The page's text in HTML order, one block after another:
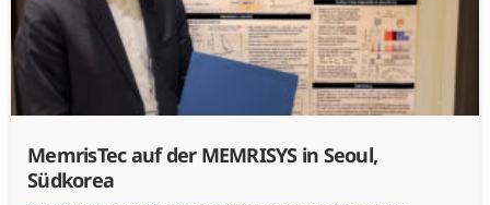
MemrisTec auf der MEMRISYS in Seoul,
Südkorea